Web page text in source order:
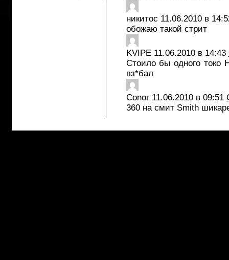
никитос 11.06.2010 в
обожаю такой стрит
KVIPE 11.06.2010 в 14:43
Стоило бы одного токо
вз*бал
Conor 11.06.2010 в 09:51
360 на смит Smith